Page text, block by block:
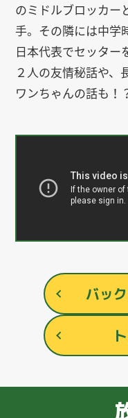
のミドルブロッカー
手。その隣には中学
日本代表でセッタ
２人の友情秘話や、
ワンちゃんの話も！
バッ